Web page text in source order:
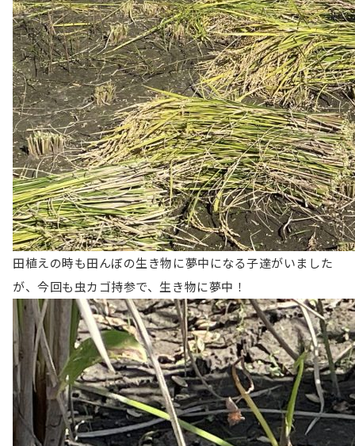
田植えの時も田んぼの生き物に夢中になる子達がいました
が、今回も虫カゴ持参で、生き物に夢中！